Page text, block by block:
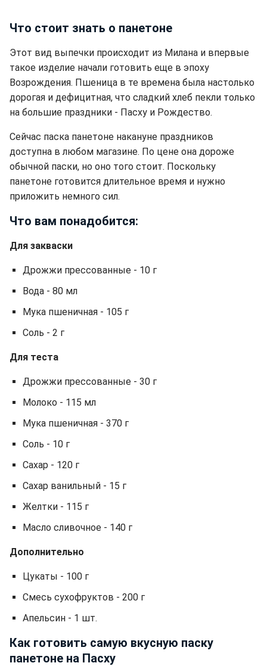
Что стоит знать о панетоне
Этот вид выпечки происходит из Милана и впервые
такое изделие начали готовить еще в эпоху
Возрождения. Пшеница в те времена была настолько
дорогая и дефицитная, что сладкий хлеб пекли только
на большие праздники - Пасху и Рождество.
Сейчас паска панетоне накануне праздников
доступна в любом магазине. По цене она дороже
обычной паски, но оно того стоит. Поскольку
панетоне готовится длительное время и нужно
приложить немного сил.
Что вам понадобится:
Для закваски
Дрожжи прессованные - 10 г
Вода - 80 мл
Мука пшеничная - 105 г
Соль - 2 г
Для теста
Дрожжи прессованные - 30 г
Молоко - 115 мл
Мука пшеничная - 370 г
Соль - 10 г
Сахар - 120 г
Сахар ванильный - 15 г
Желтки - 115 г
Масло сливочное - 140 г
Дополнительно
Цукаты - 100 г
Смесь сухофруктов - 200 г
Апельсин - 1 шт.
Как готовить самую вкусную паску
панетоне на Пасху